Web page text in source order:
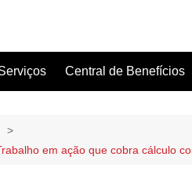
Central de Benefícios
em ação que cobra cálculo